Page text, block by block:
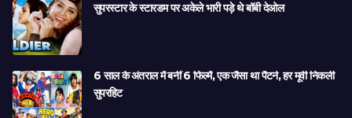
सुपरस्टार के स्टारडम पर अकेले भारी पड़े थे बॉबी देओल
6 साल के अंतराल में बनीं 6 फिल्में, एक जैसा था पैटर्न, हर मूवी निकली
सुपरहिट